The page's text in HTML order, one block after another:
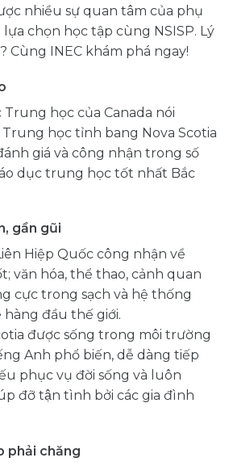
nhiều sự quan tâm của phụ
chọn học tập cùng NSISP. Lý
Cùng INEC khám phá ngay!
học của Canada nói
học tỉnh bang Nova Scotia
giá và công nhận trong số
dục trung học tốt nhất Bắc
gần gũi
Hiệp Quốc công nhận về
văn hóa, thể thao, cảnh quan
cực trong sạch và hệ thống
hàng đầu thế giới.
được sống trong môi trường
Anh phổ biến, dễ dàng tiếp
phục vụ đời sống và luôn
đỡ tận tình bởi các gia đình
phải chăng